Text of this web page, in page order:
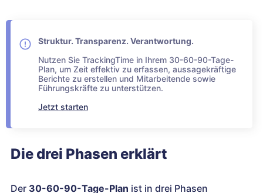
Struktur. Transparenz. Verantwortung.
Nutzen Sie TrackingTime in Ihrem 30-60-90-Tage-
Plan, um Zeit effektiv zu erfassen, aussagekräftige
Berichte zu erstellen und Mitarbeitende sowie
Führungskräfte zu unterstützen.
Jetzt starten
Die drei Phasen erklärt
Der 30-60-90-Tage-Plan ist in drei Phasen